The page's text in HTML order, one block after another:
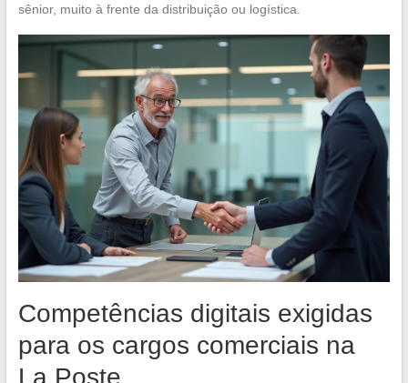
sênior, muito à frente da distribuição ou logística.
Competências digitais exigidas
para os cargos comerciais na
La Poste